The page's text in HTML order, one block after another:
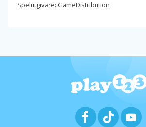
Spelutgivare: GameDistribution